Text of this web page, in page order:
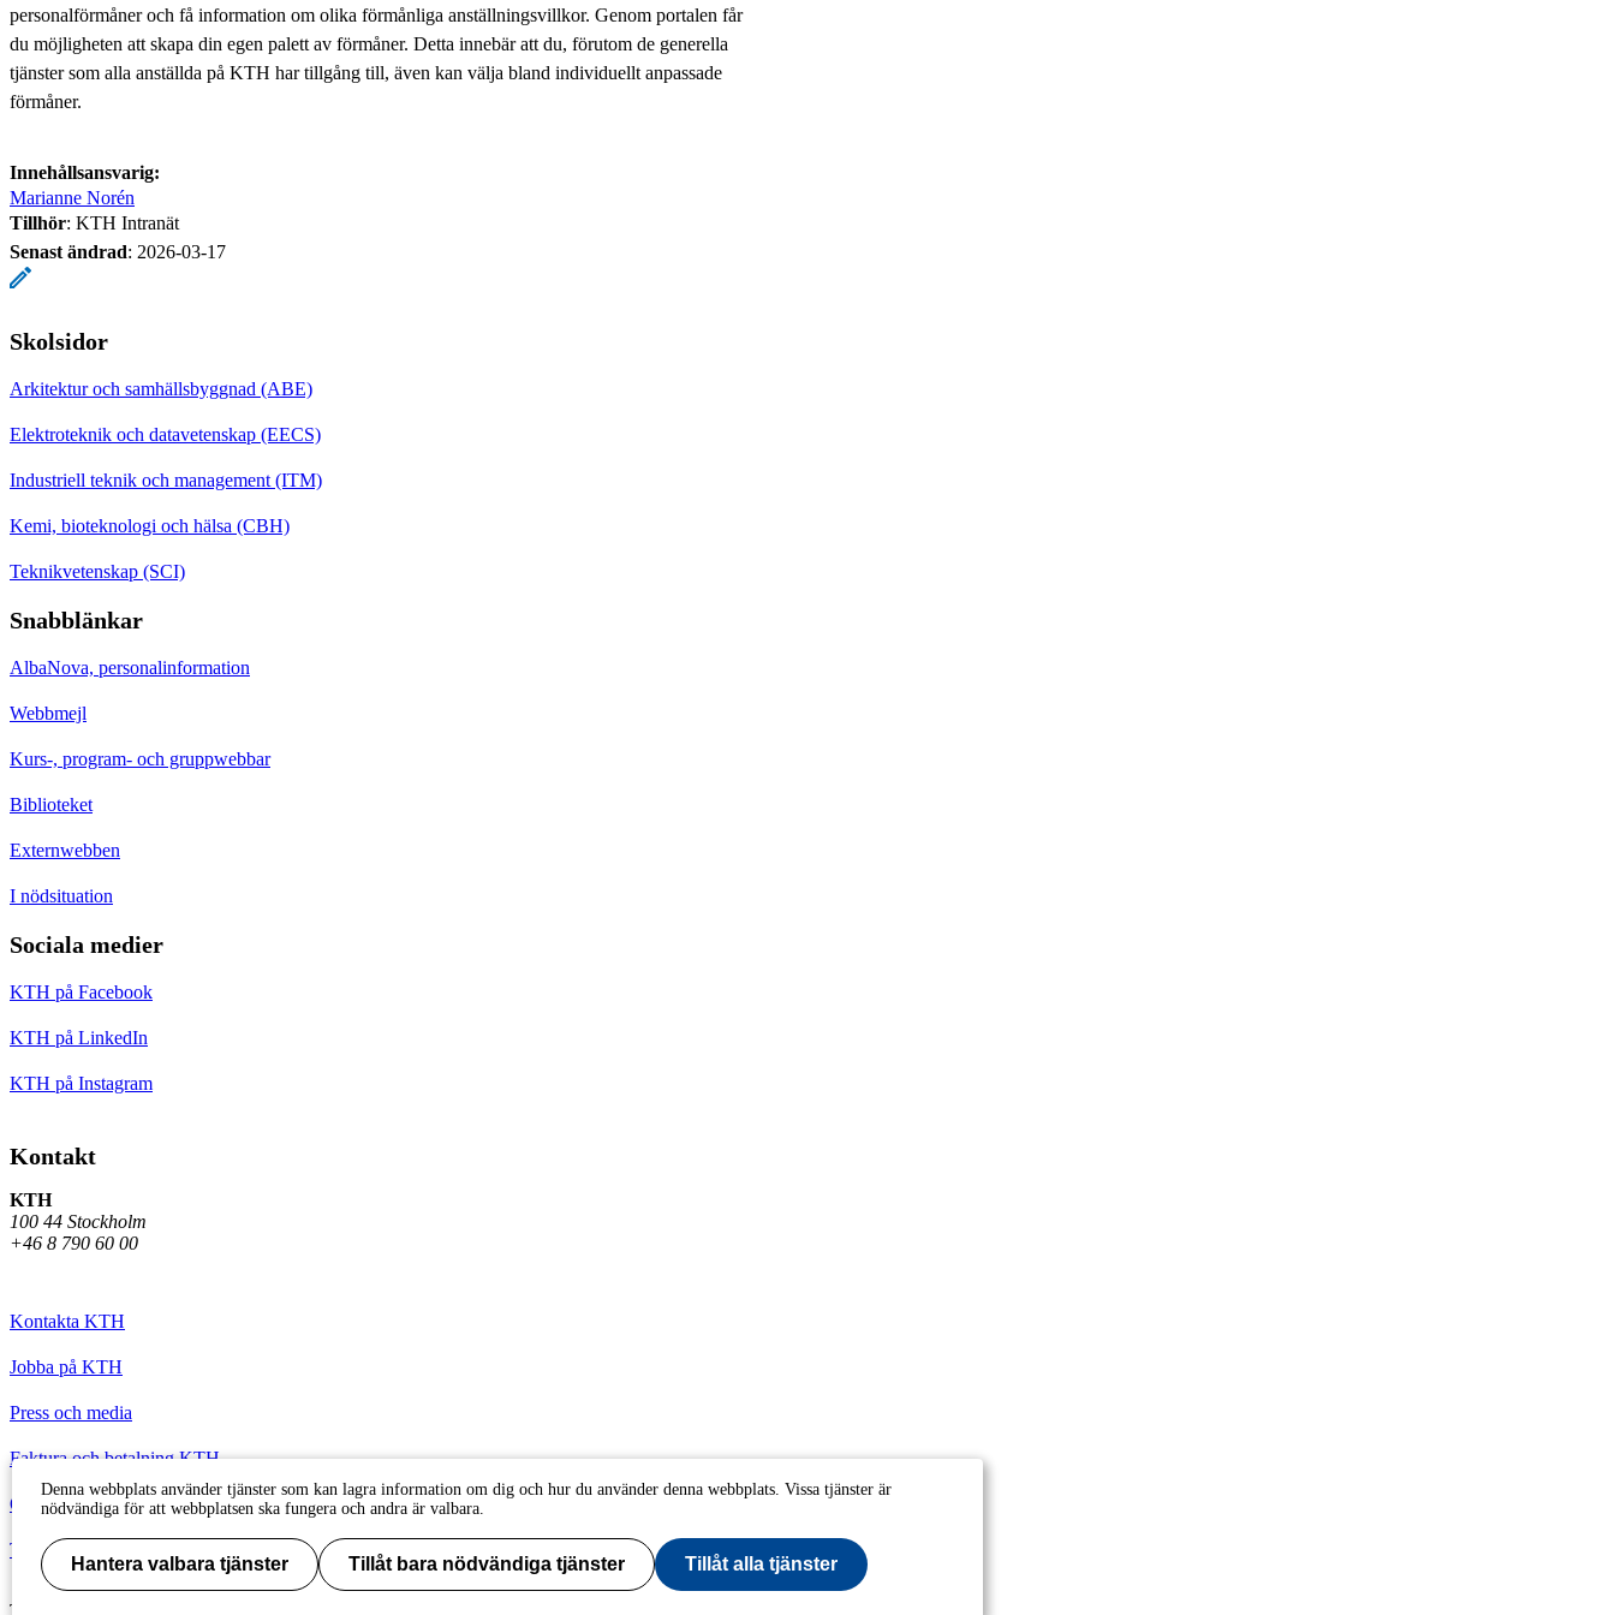
personalförmåner och få information om olika förmånliga anställningsvillkor. Genom portalen får
du möjligheten att skapa din egen palett av förmåner. Detta innebär att du, för­utom de generella
tjänster som alla anställda på KTH har tillgång till, även kan välja bland individuellt anpassade
förmåner.
Innehållsansvarig:
Marianne Norén
Tillhör: KTH Intranät
Senast ändrad: 2026-03-17
Skolsidor
Arkitektur och samhällsbyggnad (ABE)
Elektroteknik och datavetenskap (EECS)
Industriell teknik och management (ITM)
Kemi, bioteknologi och hälsa (CBH)
Teknikvetenskap (SCI)
Snabblänkar
AlbaNova, personalinformation
Webbmejl
Kurs-, program- och gruppwebbar
Biblioteket
Externwebben
I nödsituation
Sociala medier
KTH på Facebook
KTH på LinkedIn
KTH på Instagram
Kontakt
KTH
100 44 Stockholm
+46 8 790 60 00
Kontakta KTH
Jobba på KTH
Press och media
Faktura och betalning KTH
Om KTH:s webbplatser
Tillgänglighetsredogörelse
Till sidans topp
Denna webbplats använder tjänster som kan lagra information om dig och hur du använder denna webbplats. Vissa tjänster är
nödvändiga för att webbplatsen ska fungera och andra är valbara.
Hantera valbara tjänster Tillåt bara nödvändiga tjänster Tillåt alla tjänster